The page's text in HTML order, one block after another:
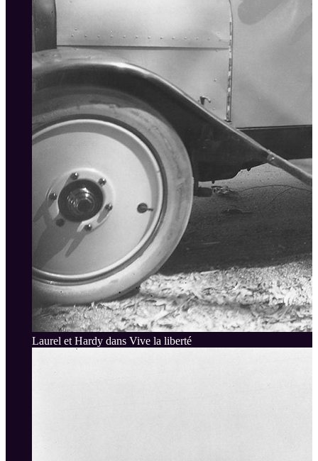
Laurel et Hardy dans Vive la liberté